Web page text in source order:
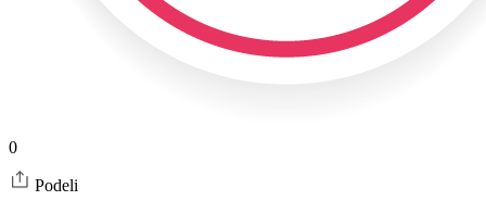
0
Podeli